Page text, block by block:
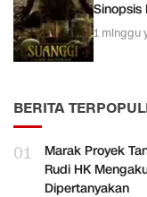
Sinopsis
1 minggu
BERITA
01
Marak Proyek
Rudi HK
Dipertanyakan